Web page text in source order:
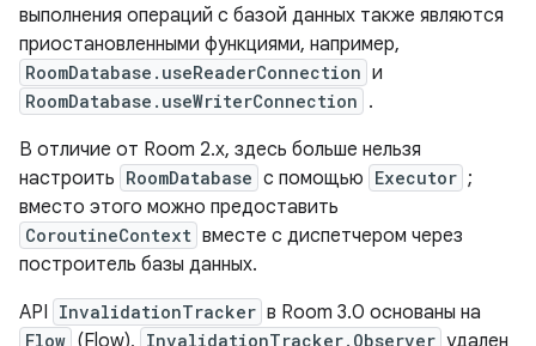
выполнения операций с базой данных также являются
приостановленными функциями, например,
RoomDatabase.useReaderConnection и
RoomDatabase.useWriterConnection .
В отличие от Room 2.x, здесь больше нельзя
настроить RoomDatabase с помощью Executor ;
вместо этого можно предоставить
CoroutineContext вместе с диспетчером через
построитель базы данных.
API InvalidationTracker в Room 3.0 основаны на
Flow (Flow), InvalidationTracker.Observer удален